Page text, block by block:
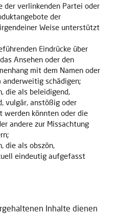
der verlinkenden Partei oder
der
Weise unterstützt
Eindrücke über
Ansehen oder den
mit dem Namen oder
anderweitig schädigen;
die als beleidigend,
vulgär, anstößig oder
könnten oder die
andere zur Missachtung
die als obszön,
eindeutig aufgefasst
Inhalte dienen